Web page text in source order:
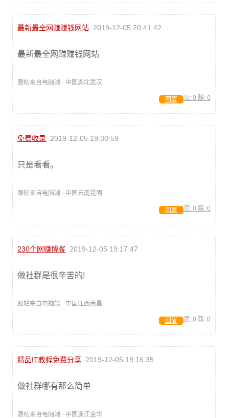
最新最全网赚赚钱网站 2019-12-05 20:41:42
最新最全网赚赚钱网站
跟帖来自电脑端 · 中国湖北武汉
顶: 0 踩: 0
回复
免费收录 2019-12-05 19:30:59
只是看看。
跟帖来自电脑端 · 中国云南昆明
顶: 0 踩: 0
回复
230个网赚博客 2019-12-05 19:17:47
做社群是很辛苦的!
跟帖来自电脑端 · 中国江西南昌
顶: 0 踩: 0
回复
精品IT教程免费分享 2019-12-05 19:16:35
做社群哪有那么简单
跟帖来自电脑端 · 中国浙江金华